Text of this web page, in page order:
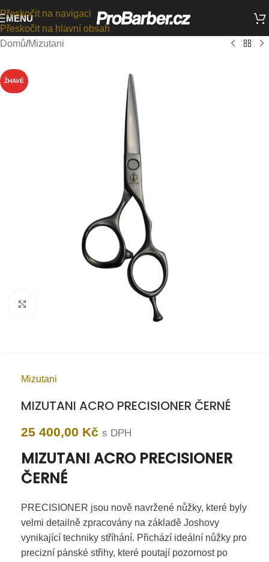
Přeskočit na navigaci
Přeskočit na hlavní obsah
MENU
Domů/Mizutani
ŽHAVÉ
Mizutani
MIZUTANI ACRO PRECISIONER ČERNÉ
25 400,00 Kč s DPH
MIZUTANI ACRO PRECISIONER
ČERNÉ
PRECISIONER jsou nově navržené nůžky, které byly
velmi detailně zpracovány na základě Joshovy
vynikající techniky stříhání. Přichází ideální nůžky pro
precizní pánské střihy, které poutají pozornost po